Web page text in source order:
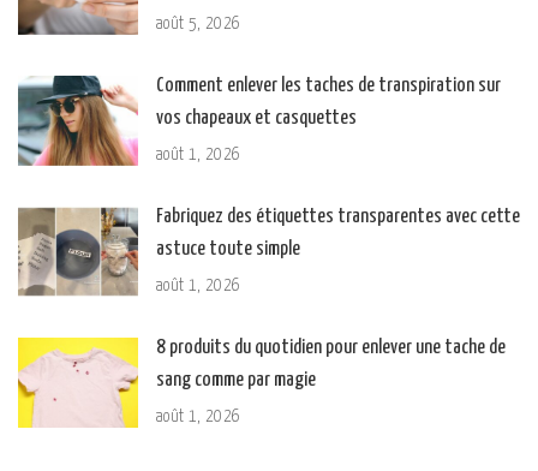
août 5, 2026
Comment enlever les taches de transpiration sur
vos chapeaux et casquettes
août 1, 2026
Fabriquez des étiquettes transparentes avec cette
astuce toute simple
août 1, 2026
8 produits du quotidien pour enlever une tache de
sang comme par magie
août 1, 2026